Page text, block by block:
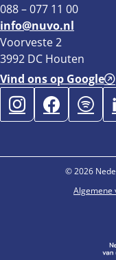
088 – 077 11 00
info@nuvo.nl
Voorveste 2
3992 DC Houten
Vind ons op Google
© 2026
Algemene